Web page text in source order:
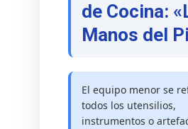
de Cocina:
Manos del
El equipo menor se
todos los utensilios,
instrumentos o